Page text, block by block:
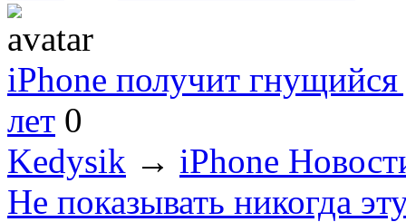
iPhone получит гнущийся
лет 0
Kedysik → iPhone
Не показывать никогда